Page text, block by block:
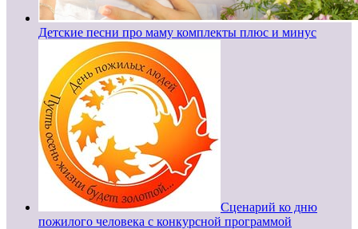
Детские песни про маму комплекты плюс и минус
Сценарий ко дню
пожилого человека с конкурсной программой